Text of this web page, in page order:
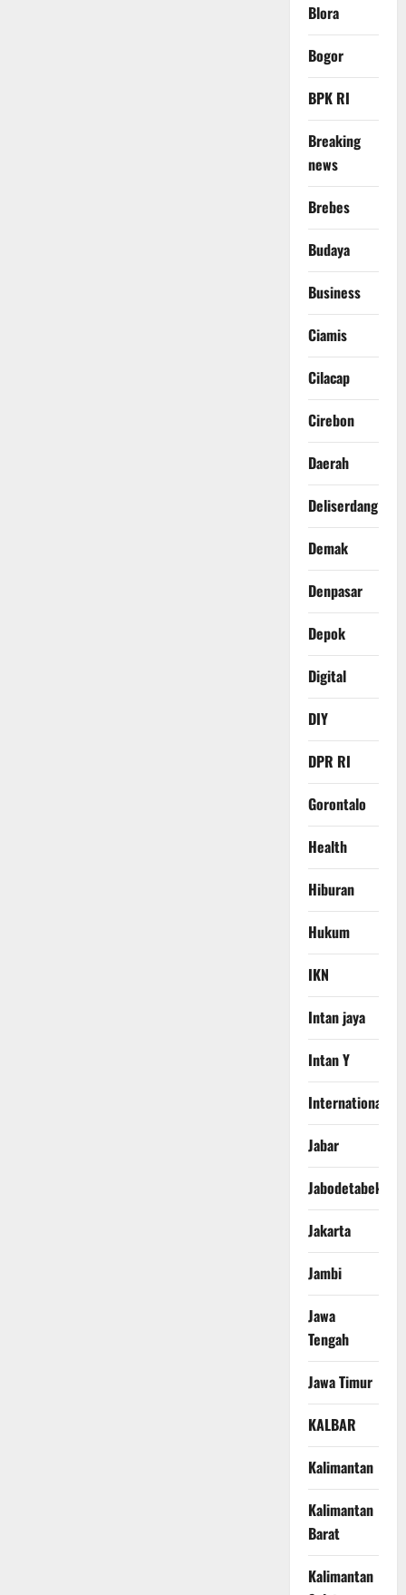
Blora
Bogor
BPK RI
Breaking
news
Brebes
Budaya
Business
Ciamis
Cilacap
Cirebon
Daerah
Deliserdang
Demak
Denpasar
Depok
Digital
DIY
DPR RI
Gorontalo
Health
Hiburan
Hukum
IKN
Intan jaya
Intan Y
International
Jabar
Jabodetabek
Jakarta
Jambi
Jawa
Tengah
Jawa Timur
KALBAR
Kalimantan
Kalimantan
Barat
Kalimantan